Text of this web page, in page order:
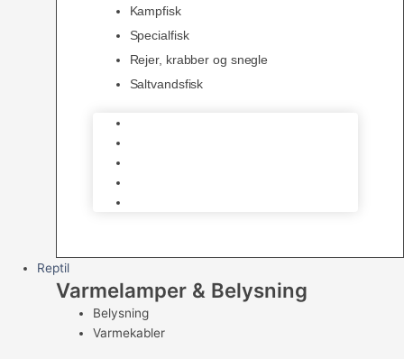
Kampfisk
Specialfisk
Rejer, krabber og snegle
Saltvandsfisk
Reptil
Varmelamper & Belysning
Belysning
Varmekabler